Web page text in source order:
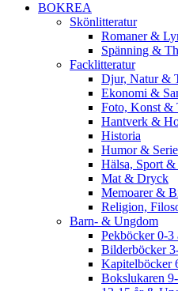
BOKREA
Skönlitteratur
Romaner &
Spänning &
Facklitteratur
Djur, Natur &
Ekonomi &
Foto, Konst &
Hantverk &
Historia
Humor &
Hälsa, Sport
Mat & Dryck
Memoarer &
Religion,
Barn- & Ungdom
Pekböcker 0-3
Bilderböcker
Kapitelböcker
Bokslukaren